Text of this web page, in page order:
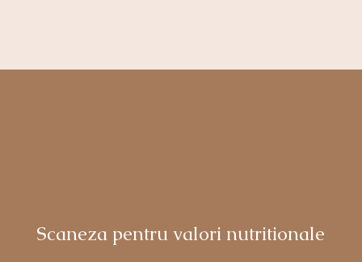
Scaneza pentru valori nutritionale